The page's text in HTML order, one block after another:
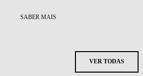
SABER MAIS
VER TODAS